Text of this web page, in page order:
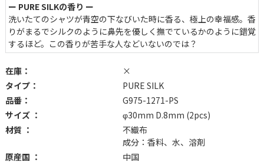
ー PURE SILKの香り ー
洗いたてのシャツが青空の下なびいた時に香る、極上の幸福感。香
りがまるでシルクのように鼻先を優しく撫でているかのように錯覚
するほど。この香りが苦手な人などいないのでは？
在庫：
×
タイプ：
PURE SILK
品番：
G975-1271-PS
サイズ ：
φ30mm D.8mm (2pcs)
材質 ：
不織布
成分：香料、水、溶剤
原産国 ：
中国